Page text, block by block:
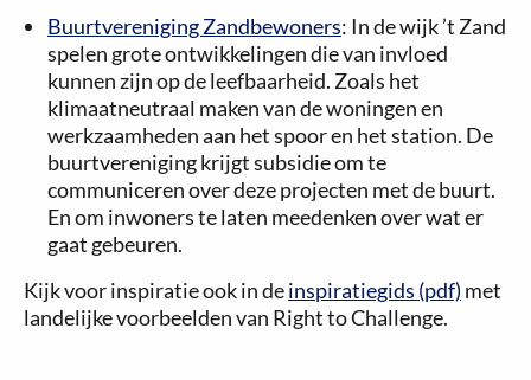
Buurtvereniging Zandbewoners: In de wijk ’t Zand
spelen grote ontwikkelingen die van invloed
kunnen zijn op de leefbaarheid. Zoals het
klimaatneutraal maken van de woningen en
werkzaamheden aan het spoor en het station. De
buurtvereniging krijgt subsidie om te
communiceren over deze projecten met de buurt.
En om inwoners te laten meedenken over wat er
gaat gebeuren.
Kijk voor inspiratie ook in deinspiratiegids (pdf) met
landelijke voorbeelden van Right to Challenge.